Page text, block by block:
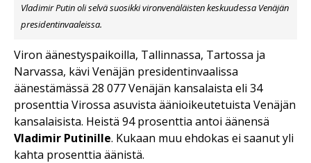
Vladimir Putin oli selvä suosikki vironvenäläisten keskuudessa Venäjän
presidentinvaaleissa.
Viron äänestyspaikoilla, Tallinnassa, Tartossa ja
Narvassa, kävi Venäjän presidentinvaalissa
äänestämässä 28 077 Venäjän kansalaista eli 34
prosenttia Virossa asuvista äänioikeutetuista Venäjän
kansalaisista. Heistä 94 prosenttia antoi äänensä
Vladimir Putinille. Kukaan muu ehdokas ei saanut yli
kahta prosenttia äänistä.